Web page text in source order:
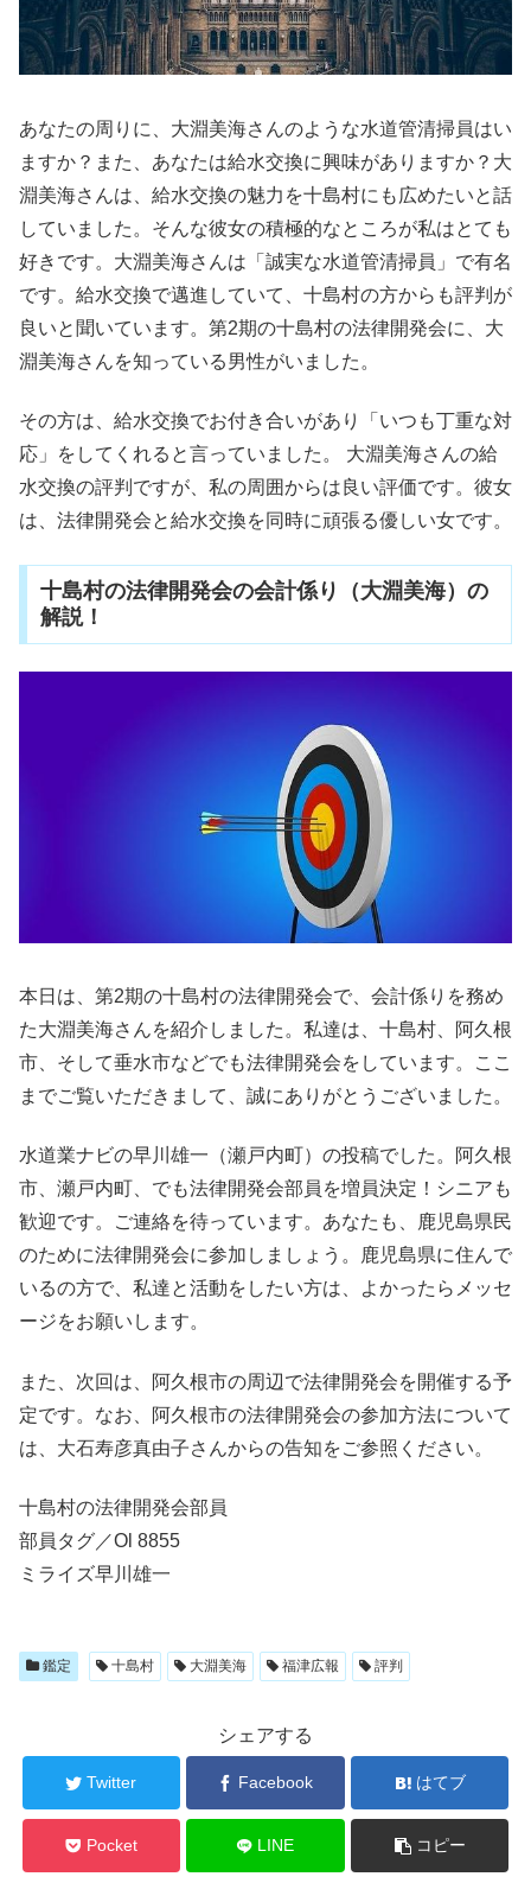
あなたの周りに、大淵美海さんのような水道管清掃員はい
ますか？また、あなたは給水交換に興味がありますか？大
淵美海さんは、給水交換の魅力を十島村にも広めたいと話
していました。そんな彼女の積極的なところが私はとても
好きです。大淵美海さんは「誠実な水道管清掃員」で有名
です。給水交換で邁進していて、十島村の方からも評判が
良いと聞いています。第2期の十島村の法律開発会に、大
淵美海さんを知っている男性がいました。
その方は、給水交換でお付き合いがあり「いつも丁重な対
応」をしてくれると言っていました。 大淵美海さんの給
水交換の評判ですが、私の周囲からは良い評価です。彼女
は、法律開発会と給水交換を同時に頑張る優しい女です。
十島村の法律開発会の会計係り（大淵美海）の
解説！
本日は、第2期の十島村の法律開発会で、会計係りを務め
た大淵美海さんを紹介しました。私達は、十島村、阿久根
市、そして垂水市などでも法律開発会をしています。ここ
までご覧いただきまして、誠にありがとうございました。
水道業ナビの早川雄一（瀬戸内町）の投稿でした。阿久根
市、瀬戸内町、でも法律開発会部員を増員決定！シニアも
歓迎です。ご連絡を待っています。あなたも、鹿児島県民
のために法律開発会に参加しましょう。鹿児島県に住んで
いるの方で、私達と活動をしたい方は、よかったらメッセ
ージをお願いします。
また、次回は、阿久根市の周辺で法律開発会を開催する予
定です。なお、阿久根市の法律開発会の参加方法について
は、大石寿彦真由子さんからの告知をご参照ください。
十島村の法律開発会部員
部員タグ／Ol 8855
ミライズ早川雄一
鑑定 十島村 大淵美海 福津広報 評判
シェアする
Twitter Facebook はてブ
Pocket LINE コピー